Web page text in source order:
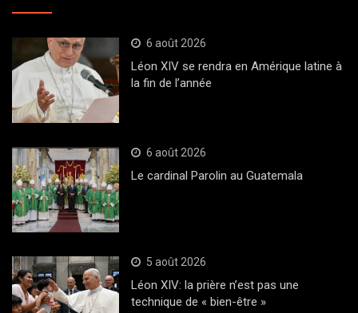
6 août 2026
Léon XIV se rendra en Amérique latine à
la fin de l’année
6 août 2026
Le cardinal Parolin au Guatemala
5 août 2026
Léon XIV: la prière n’est pas une
technique de « bien-être »